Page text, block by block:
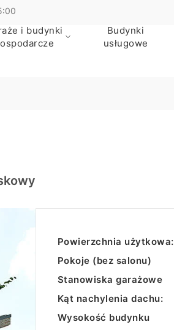
i budynki
Budynki
usługowe
Powierzchnia użytkowa:
Pokoje (bez salonu)
Stanowiska garażowe
Kąt nachylenia dachu:
Wysokość budynku